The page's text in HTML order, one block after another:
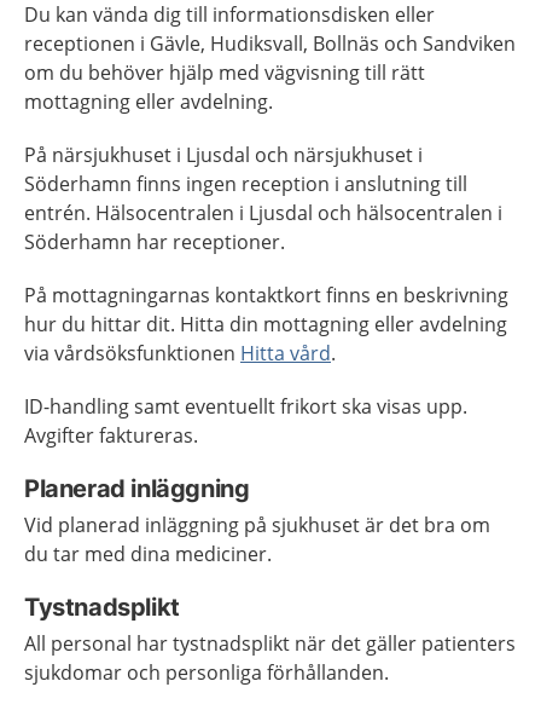
Du kan vända dig till informationsdisken eller
receptionen i Gävle, Hudiksvall, Bollnäs och Sandviken
om du behöver hjälp med vägvisning till rätt
mottagning eller avdelning.
På närsjukhuset i Ljusdal och närsjukhuset i
Söderhamn finns ingen reception i anslutning till
entrén. Hälsocentralen i Ljusdal och hälsocentralen i
Söderhamn har receptioner.
På mottagningarnas kontaktkort finns en beskrivning
hur du hittar dit. Hitta din mottagning eller avdelning
via vårdsöksfunktionen Hitta vård.
ID-handling samt eventuellt frikort ska visas upp.
Avgifter faktureras.
Planerad inläggning
Vid planerad inläggning på sjukhuset är det bra om
du tar med dina mediciner.
Tystnadsplikt
All personal har tystnadsplikt när det gäller patienters
sjukdomar och personliga förhållanden.